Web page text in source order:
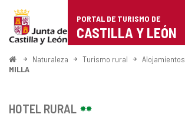
Portal
de
Turismo
de
Castilla
PORTAL DE TURISMO DE
CASTILLA Y LEÓN
InicioNaturaleza Turismo rural Alojamientos
MILLA
HOTEL RURAL